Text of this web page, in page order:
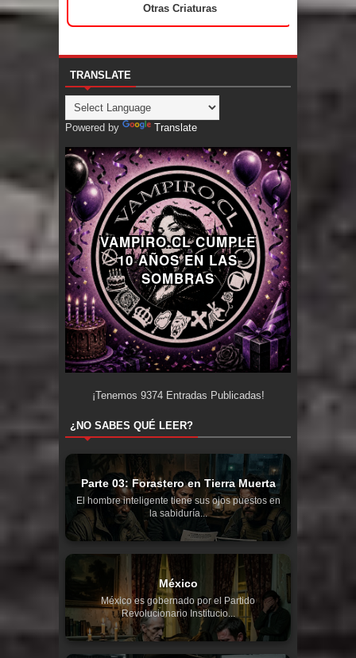
Otras Criaturas
TRANSLATE
Powered by Translate
VAMPIRO.CL CUMPLE
10 AÑOS EN LAS
SOMBRAS
¡Tenemos 9374Entradas Publicadas!
¿NO SABES QUÉ LEER?
Parte 03: Forastero en Tierra Muerta
El hombre inteligente tiene sus ojos puestos en
la sabiduría...
México
México es gobernado por el Partido
Revolucionario Institucio...